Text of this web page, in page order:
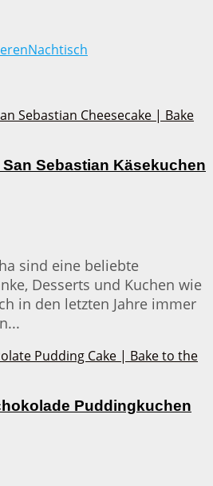
Nachtisch
Sebastian Käsekuchen
sind eine beliebte
Desserts und Kuchen wie
in den letzten Jahre immer
Puddingkuchen